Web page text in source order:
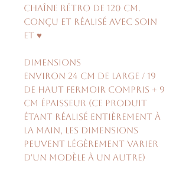
chaîne rétro de 120 cm.
Conçu et réalisé avec soin
et ♥
Dimensions
environ 24 cm de large / 19
de haut fermoir compris + 9
cm épaisseur (ce produit
étant réalisé entièrement à
la main, les dimensions
peuvent légèrement varier
d'un modèle à un autre)